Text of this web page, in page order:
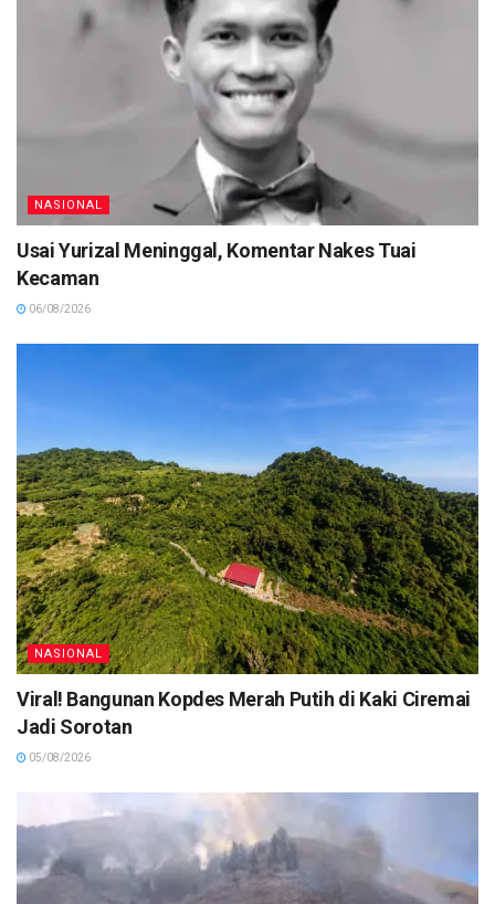
NASIONAL
Usai Yurizal Meninggal, Komentar Nakes Tuai
Kecaman
06/08/2026
NASIONAL
Viral! Bangunan Kopdes Merah Putih di Kaki Ciremai
Jadi Sorotan
05/08/2026